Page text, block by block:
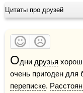
Цитаты про друзей
Одни друзья
переписке.